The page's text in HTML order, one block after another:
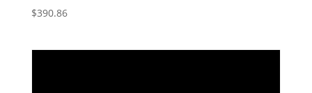
$390.86